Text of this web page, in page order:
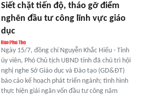
Siết chặt tiến độ, tháo gỡ điểm
nghẽn đầu tư công lĩnh vực giáo
dục
Ngày 15/7, đồng chí Nguyễn Khắc Hiếu - Tỉnh
ủy viên, Phó Chủ tịch UBND tỉnh đã chủ trì hội
nghị nghe Sở Giáo dục và Đào tạo (GD&ĐT)
báo cáo kế hoạch phát triển ngành; tình hình
thực hiện giải ngân vốn đầu tư công năm